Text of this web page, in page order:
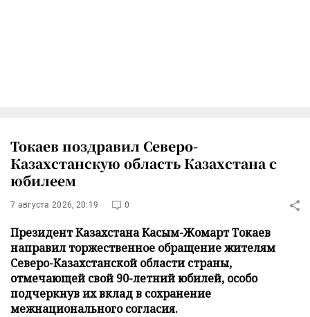
Токаев поздравил Северо-
Казахстанскую область Казахстана с
юбилеем
7 августа 2026, 20:19 0
Президент Казахстана Касым-Жомарт Токаев
направил торжественное обращение жителям
Северо-Казахстанской области страны,
отмечающей свой 90-летний юбилей, особо
подчеркнув их вклад в сохранение
межнационального согласия.